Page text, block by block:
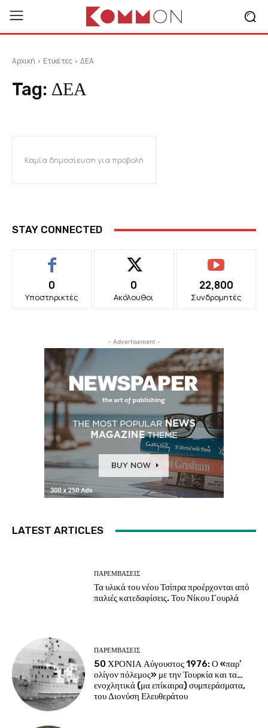
Αρχική Ετικέτες ΔΕΑ
Tag: ΔΕΑ
Καμία δημοσίευση για προβολή
STAY CONNECTED
0
Υποστηρικτές
0
Ακόλουθοι
22,800
Συνδρομητές
- Advertisement -
LATEST ARTICLES
ΠΑΡΕΜΒΑΣΕΙΣ
Τα υλικά του νέου Τσίπρα προέρχονται από
παλιές κατεδαφίσεις. Του Νίκου Γουρλά
ΠΑΡΕΜΒΑΣΕΙΣ
50 ΧΡΟΝΙΑ Αύγουστος 1976: Ο «παρ’
ολίγον πόλεμος» με την Τουρκία και τα…
ενοχλητικά (μα επίκαιρα) συμπεράσματα,
του Διονύση Ελευθεράτου